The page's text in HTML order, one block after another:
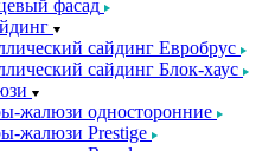
фасад
сайдинг Евробрус
сайдинг Блок-хаус
жалюзи односторонние
жалюзи Prestige